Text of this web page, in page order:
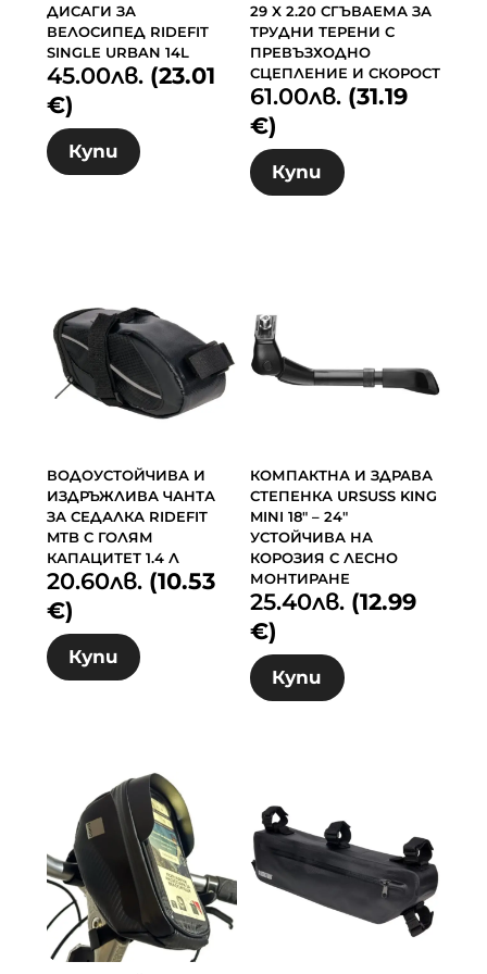
ДИСАГИ ЗА
ВЕЛОСИПЕД RIDEFIT
SINGLE URBAN 14L
45.00лв. (23.01
€)
Купи
29 X 2.20 СГЪВАЕМА ЗА
ТРУДНИ ТЕРЕНИ С
ПРЕВЪЗХОДНО
СЦЕПЛЕНИЕ И СКОРОСТ
61.00лв. (31.19
€)
Купи
ВОДОУСТОЙЧИВА И
ИЗДРЪЖЛИВА ЧАНТА
ЗА СЕДАЛКА RIDEFIT
MTB С ГОЛЯМ
КАПАЦИТЕТ 1.4 Л
20.60лв. (10.53
€)
Купи
КОМПАКТНА И ЗДРАВА
СТЕПЕНКА URSUSS KING
MINI 18″ – 24″
УСТОЙЧИВА НА
КОРОЗИЯ С ЛЕСНО
МОНТИРАНЕ
25.40лв. (12.99
€)
Купи